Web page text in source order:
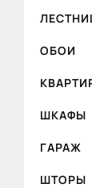
ОБОИ
ШКАФЫ
ГАРАЖ
ШТОРЫ